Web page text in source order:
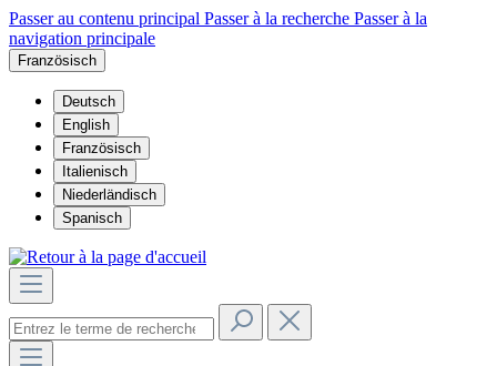
Passer au contenu principal Passer à la recherche Passer à la
navigation principale
Französisch
Deutsch
English
Französisch
Italienisch
Niederländisch
Spanisch